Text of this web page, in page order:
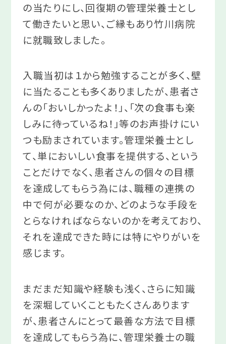
の当たりにし、回復期の管理栄養士とし
て働きたいと思い、ご縁もあり竹川病院
に就職致しました。
入職当初は１から勉強することが多く、壁
に当たることも多くありましたが、患者さ
んの「おいしかったよ！」、「次の食事も楽
しみに待っているね！」等のお声掛けにい
つも励まされています。管理栄養士とし
て、単においしい食事を提供する、という
ことだけでなく、患者さんの個々の目標
を達成してもらう為には、職種の連携の
中で何が必要なのか、どのような手段を
とらなければならないのかを考えており、
それを達成できた時には特にやりがいを
感じます。
まだまだ知識や経験も浅く、さらに知識
を深堀していくこともたくさんあります
が、患者さんにとって最善な方法で目標
を達成してもらう為に、管理栄養士の職